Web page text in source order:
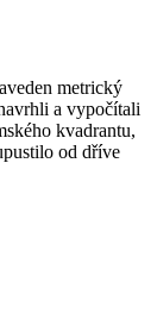
metrický
a vypočítali
kvadrantu,
od dříve